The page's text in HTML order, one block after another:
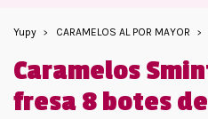
Yupy CARAMELOS AL POR MAYOR
Caramelos
fresa 8 botes